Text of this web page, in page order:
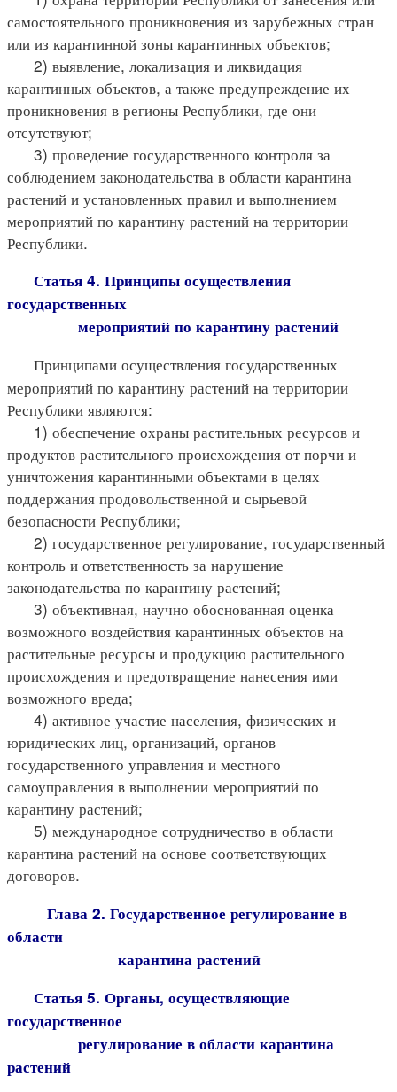
самостоятельного проникновения из зарубежных стран
или из карантинной зоны карантинных объектов;
2) выявление, локализация и ликвидация
карантинных объектов, а также предупреждение их
проникновения в регионы Республики, где они
отсутствуют;
3) проведение государственного контроля за
соблюдением законодательства в области карантина
растений и установленных правил и выполнением
мероприятий по карантину растений на территории
Республики.
Статья 4. Принципы осуществления
государственных
мероприятий по карантину растений
Принципами осуществления государственных
мероприятий по карантину растений на территории
Республики являются:
1) обеспечение охраны растительных ресурсов и
продуктов растительного происхождения от порчи и
уничтожения карантинными объектами в целях
поддержания продовольственной и сырьевой
безопасности Республики;
2) государственное регулирование, государственный
контроль и ответственность за нарушение
законодательства по карантину растений;
3) объективная, научно обоснованная оценка
возможного воздействия карантинных объектов на
растительные ресурсы и продукцию растительного
происхождения и предотвращение нанесения ими
возможного вреда;
4) активное участие населения, физических и
юридических лиц, организаций, органов
государственного управления и местного
самоуправления в выполнении мероприятий по
карантину растений;
5) международное сотрудничество в области
карантина растений на основе соответствующих
договоров.
Глава 2. Государственное регулирование в
области
карантина растений
Статья 5. Органы, осуществляющие
государственное
регулирование в области карантина
растений